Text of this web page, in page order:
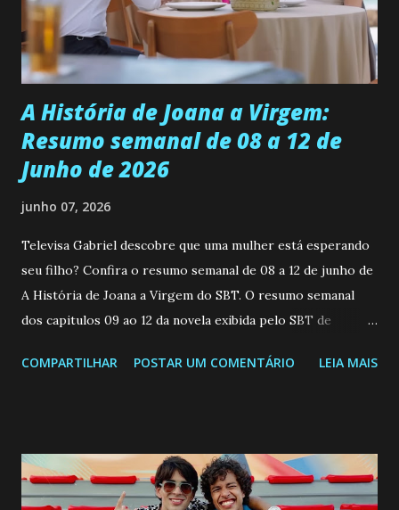
empática. Detesta injustiças e é uma ótima amiga. Pode ser
teimosa e muito persistente quando decide fazer algo.
Durante um exame ginecológico, ela é inseminada por eng...
A História de Joana a Virgem:
Resumo semanal de 08 a 12 de
Junho de 2026
junho 07, 2026
Televisa Gabriel descobre que uma mulher está esperando
seu filho? Confira o resumo semanal de 08 a 12 de junho de
A História de Joana a Virgem do SBT. O resumo semanal
dos capitulos 09 ao 12 da novela exibida pelo SBT de
a Programação Semanal do SBT de 08/06/26 a 14/06/26
confessa a Gabriel que ele demonstrou ser o tipo de
pessoa que ela tanto desejou durante toda a vida. Camila
COMPARTILHAR POSTAR UM COMENTÁRIO LEIA MAIS